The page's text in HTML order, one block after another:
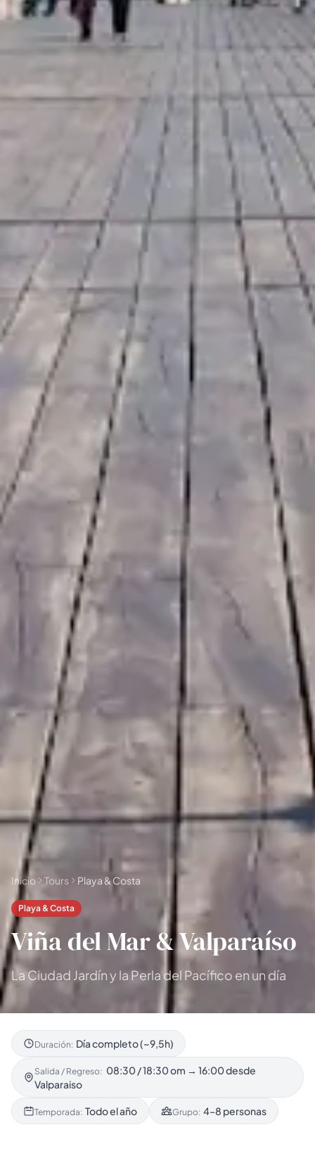
Inicio Tours Playa & Costa
Playa & Costa
Viña del Mar & Valparaíso
La Ciudad Jardín y la Perla del Pacífico en un día
Duración: Día completo (~9,5h)
Salida / Regreso: 08:30 / 18:30 om → 16:00 desde
Valparaiso
Temporada: Todo el año Grupo: 4–8 personas
📅 4 a 6 días 🤷 Aún no lo sé
Todas las experiencias
🗓 Tours 1 día 📦 Paquetes varios días